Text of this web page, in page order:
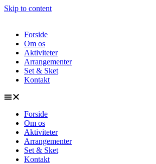
Skip to content
Forside
Om os
Aktiviteter
Arrangementer
Set & Sket
Kontakt
Forside
Om os
Aktiviteter
Arrangementer
Set & Sket
Kontakt